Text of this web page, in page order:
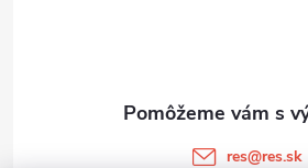
res@res.sk